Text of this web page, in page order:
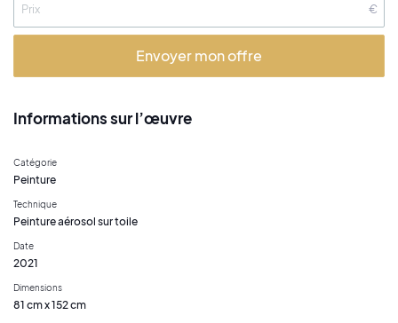
€
Envoyer mon offre
Informations sur l’œuvre
Catégorie
Peinture
Technique
Peinture aérosol sur toile
Date
2021
Dimensions
81 cm x 152 cm